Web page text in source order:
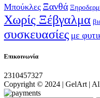
Μπούκλες Ξανθά
Χωρίς Ξέβγαλμα
συσκευασίες με
Επικοινωνία
2310457327
Copyright © 2024 | GelArt |